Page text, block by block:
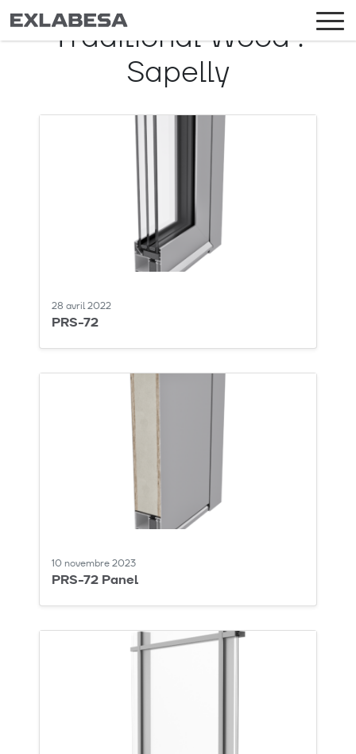
Traditional Wood :
Sapelly
28 avril 2022
PRS-72
10 novembre 2023
PRS-72 Panel